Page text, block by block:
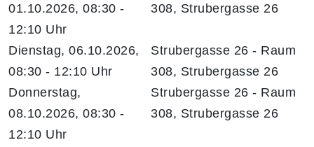
01.10.2026, 08:30 -
12:10 Uhr
308, Strubergasse 26
Dienstag, 06.10.2026,
08:30 - 12:10 Uhr
Strubergasse 26 - Raum
308, Strubergasse 26
Donnerstag,
08.10.2026, 08:30 -
12:10 Uhr
Strubergasse 26 - Raum
308, Strubergasse 26